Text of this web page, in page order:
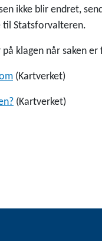
ikke blir endret,
til Statsforvalteren.
klagen når saken
(Kartverket)
(Kartverket)